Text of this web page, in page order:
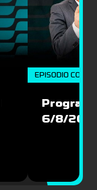
EPISODIO
6/8/